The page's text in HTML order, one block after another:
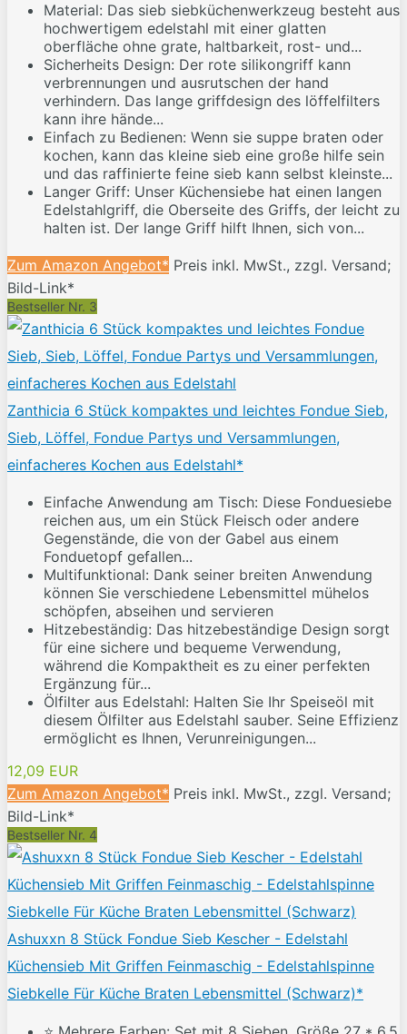
Material: Das sieb siebküchenwerkzeug besteht aus
hochwertigem edelstahl mit einer glatten
oberfläche ohne grate, haltbarkeit, rost- und...
Sicherheits Design: Der rote silikongriff kann
verbrennungen und ausrutschen der hand
verhindern. Das lange griffdesign des löffelfilters
kann ihre hände...
Einfach zu Bedienen: Wenn sie suppe braten oder
kochen, kann das kleine sieb eine große hilfe sein
und das raffinierte feine sieb kann selbst kleinste...
Langer Griff: Unser Küchensiebe hat einen langen
Edelstahlgriff, die Oberseite des Griffs, der leicht zu
halten ist. Der lange Griff hilft Ihnen, sich von...
Zum Amazon Angebot* Preis inkl. MwSt., zzgl. Versand;
Bild-Link*
Bestseller Nr. 3
Zanthicia 6 Stück kompaktes und leichtes Fondue Sieb,
Sieb, Löffel, Fondue Partys und Versammlungen,
einfacheres Kochen aus Edelstahl*
Einfache Anwendung am Tisch: Diese Fonduesiebe
reichen aus, um ein Stück Fleisch oder andere
Gegenstände, die von der Gabel aus einem
Fonduetopf gefallen...
Multifunktional: Dank seiner breiten Anwendung
können Sie verschiedene Lebensmittel mühelos
schöpfen, abseihen und servieren
Hitzebeständig: Das hitzebeständige Design sorgt
für eine sichere und bequeme Verwendung,
während die Kompaktheit es zu einer perfekten
Ergänzung für...
Ölfilter aus Edelstahl: Halten Sie Ihr Speiseöl mit
diesem Ölfilter aus Edelstahl sauber. Seine Effizienz
ermöglicht es Ihnen, Verunreinigungen...
12,09 EUR
Zum Amazon Angebot* Preis inkl. MwSt., zzgl. Versand;
Bild-Link*
Bestseller Nr. 4
Ashuxxn 8 Stück Fondue Sieb Kescher - Edelstahl
Küchensieb Mit Griffen Feinmaschig - Edelstahlspinne
Siebkelle Für Küche Braten Lebensmittel (Schwarz)*